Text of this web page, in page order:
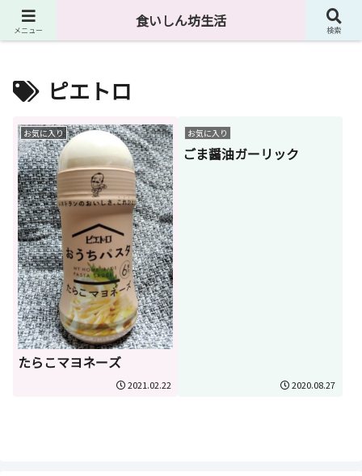
４０代独身男が食に関して様々なものを紹介しています。
ピエトロ
お気に入り
たらこマヨネーズ
2021.02.22
お気に入り
ごま醤油ガーリック
2020.08.27
メニュー
食いしん坊生活
検索